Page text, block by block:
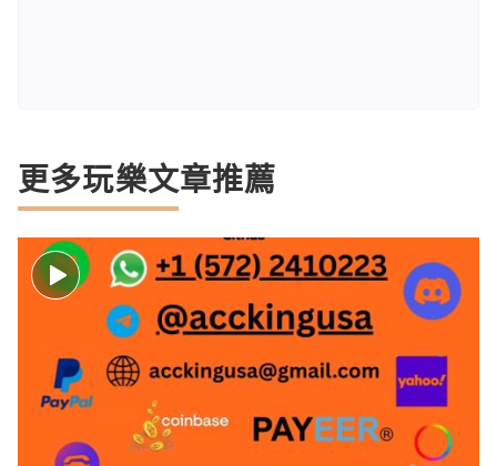
更多玩樂文章推薦